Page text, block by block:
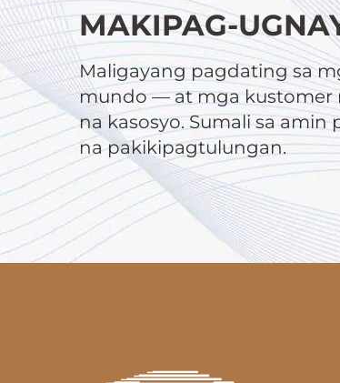
MAKIPAG-
Maligayang pagdating sa
mundo — at mga kustomer
na kasosyo. Sumali sa
na pakikipagtulungan.